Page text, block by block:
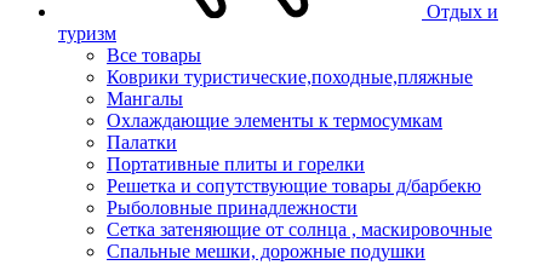
Отдых и
туризм
Все товары
Коврики туристические,походные,пляжные
Мангалы
Охлаждающие элементы к термосумкам
Палатки
Портативные плиты и горелки
Решетка и сопутствующие товары д/барбекю
Рыболовные принадлежности
Сетка затеняющие от солнца , маскировочные
Спальные мешки, дорожные подушки